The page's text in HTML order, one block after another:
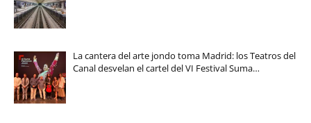
La cantera del arte jondo toma Madrid: los Teatros del
Canal desvelan el cartel del VI Festival Suma…